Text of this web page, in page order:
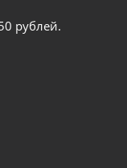
рублей.